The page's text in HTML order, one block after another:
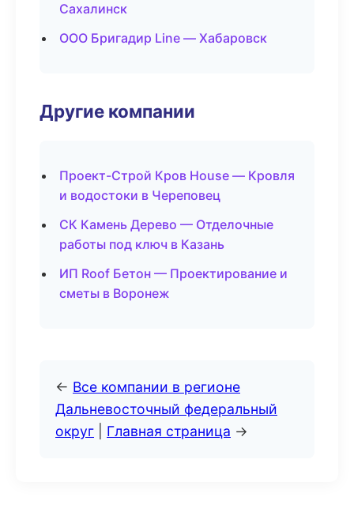
Сахалинск
ООО Бригадир Line — Хабаровск
Другие компании
Проект-Строй Кров House — Кровля
и водостоки в Череповец
СК Камень Дерево — Отделочные
работы под ключ в Казань
ИП Roof Бетон — Проектирование и
сметы в Воронеж
← Все компании в регионе
Дальневосточный федеральный
округ
Главная страница →